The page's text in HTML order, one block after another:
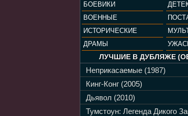
БОЕВИКИ
ВОЕННЫЕ
ИСТОРИЧЕСКИЕ
ДРАМЫ
ЛУЧШИЕ В ДУБЛЯЖЕ
Неприкасаемые (1987)
Кинг-Конг (2005)
Дьявол (2010)
Тумстоун: Легенда Дикого